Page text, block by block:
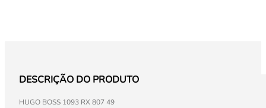
DESCRIÇÃO DO PRODUTO
HUGO BOSS 1093 RX 807 49